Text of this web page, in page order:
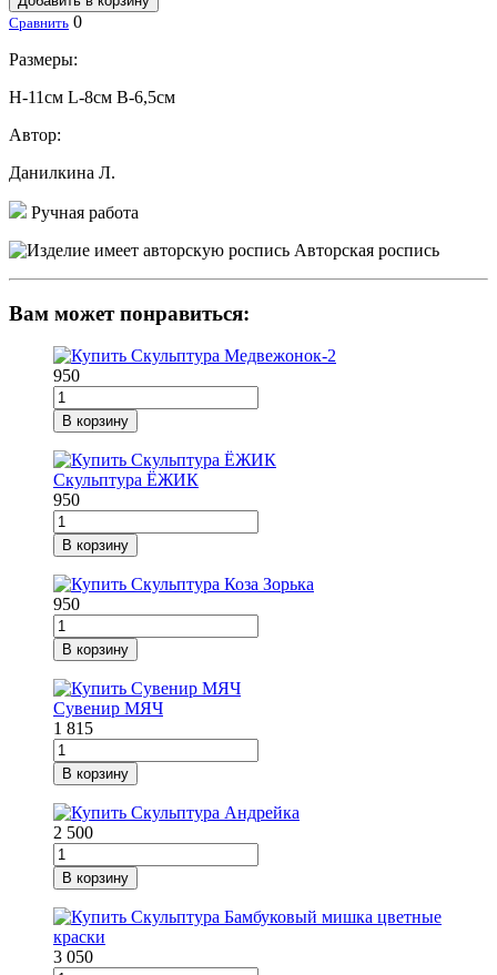
Сравнить 0
Размеры:
H-11см L-8см В-6,5см
Автор:
Данилкина Л.
Ручная работа
Авторская роспись
Вам может понравиться:
950
В корзину
Скульптура ЁЖИК
950
В корзину
950
В корзину
Сувенир МЯЧ
1 815
В корзину
2 500
В корзину
3 050